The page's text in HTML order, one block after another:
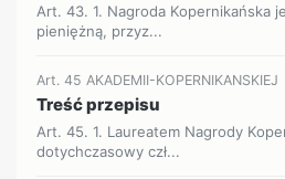
Art. 43. 1. Nagroda Kopernikańska
pieniężną, przyz...
Art. 45 AKADEMII-KOPERNIKANSKIEJ
Treść przepisu
Art. 45. 1. Laureatem Nagrody
dotychczasowy czł...